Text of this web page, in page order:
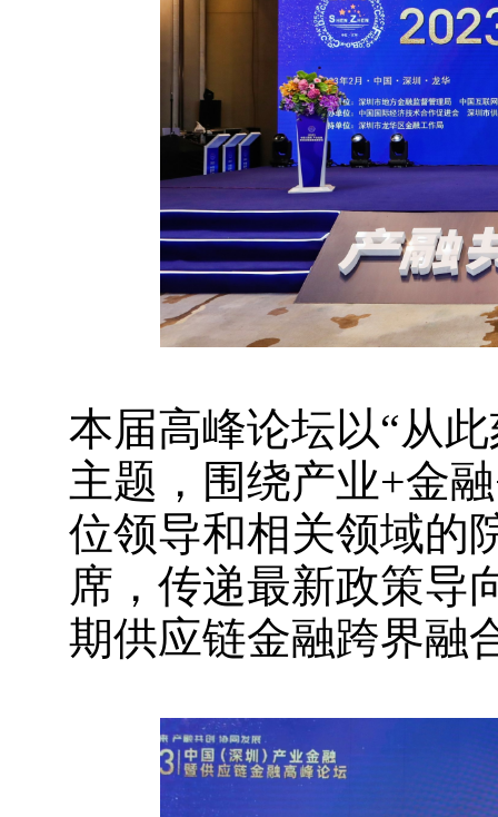
本届高峰论坛以“从
主题，围绕产业+金
位领导和相关领域的
席，传递最新政策导
期供应链金融跨界融